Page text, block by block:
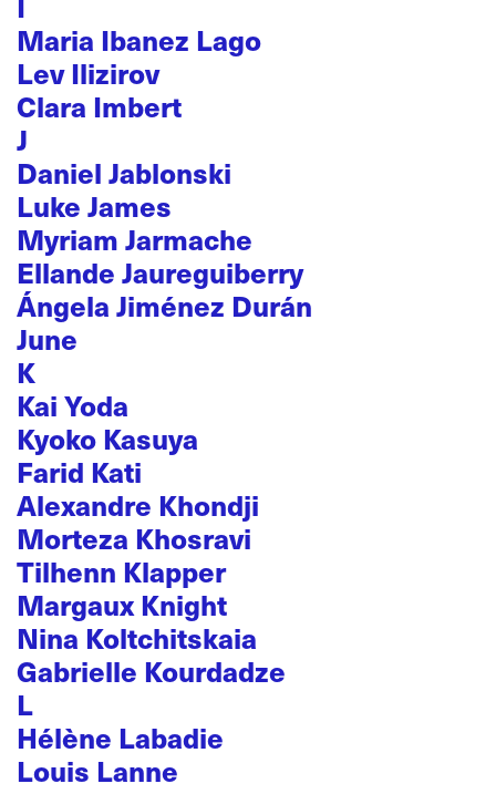
Maria Ibanez Lago
Lev Ilizirov
Clara Imbert
J
Daniel Jablonski
Luke James
Myriam Jarmache
Ellande Jaureguiberry
Ángela Jiménez Durán
June
K
Kai Yoda
Kyoko Kasuya
Farid Kati
Alexandre Khondji
Morteza Khosravi
Tilhenn Klapper
Margaux Knight
Nina Koltchitskaia
Gabrielle Kourdadze
L
Hélène Labadie
Louis Lanne